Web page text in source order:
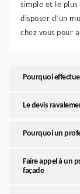
simple et le
disposer d’un
chez vous pour
Pourquoi
Le devis
Pourquoi un
Faire appel à un
façade